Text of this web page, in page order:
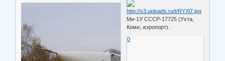
Ми-1У СССР-17725 (Ухта,
Коми, аэропорт).
0